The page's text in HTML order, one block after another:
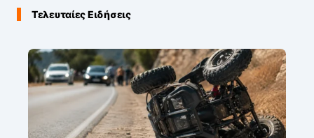
Τελευταίες Ειδήσεις